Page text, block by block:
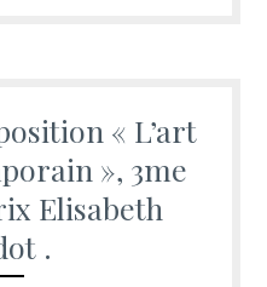
« L’art
», 3me
Elisabeth
.